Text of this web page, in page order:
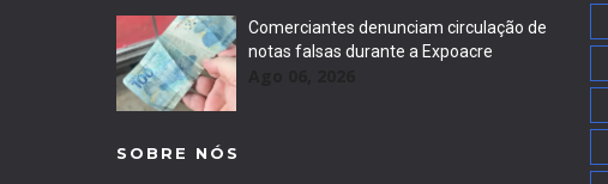
Comerciantes denunciam circulação de
notas falsas durante a Expoacre
SOBRE NÓS